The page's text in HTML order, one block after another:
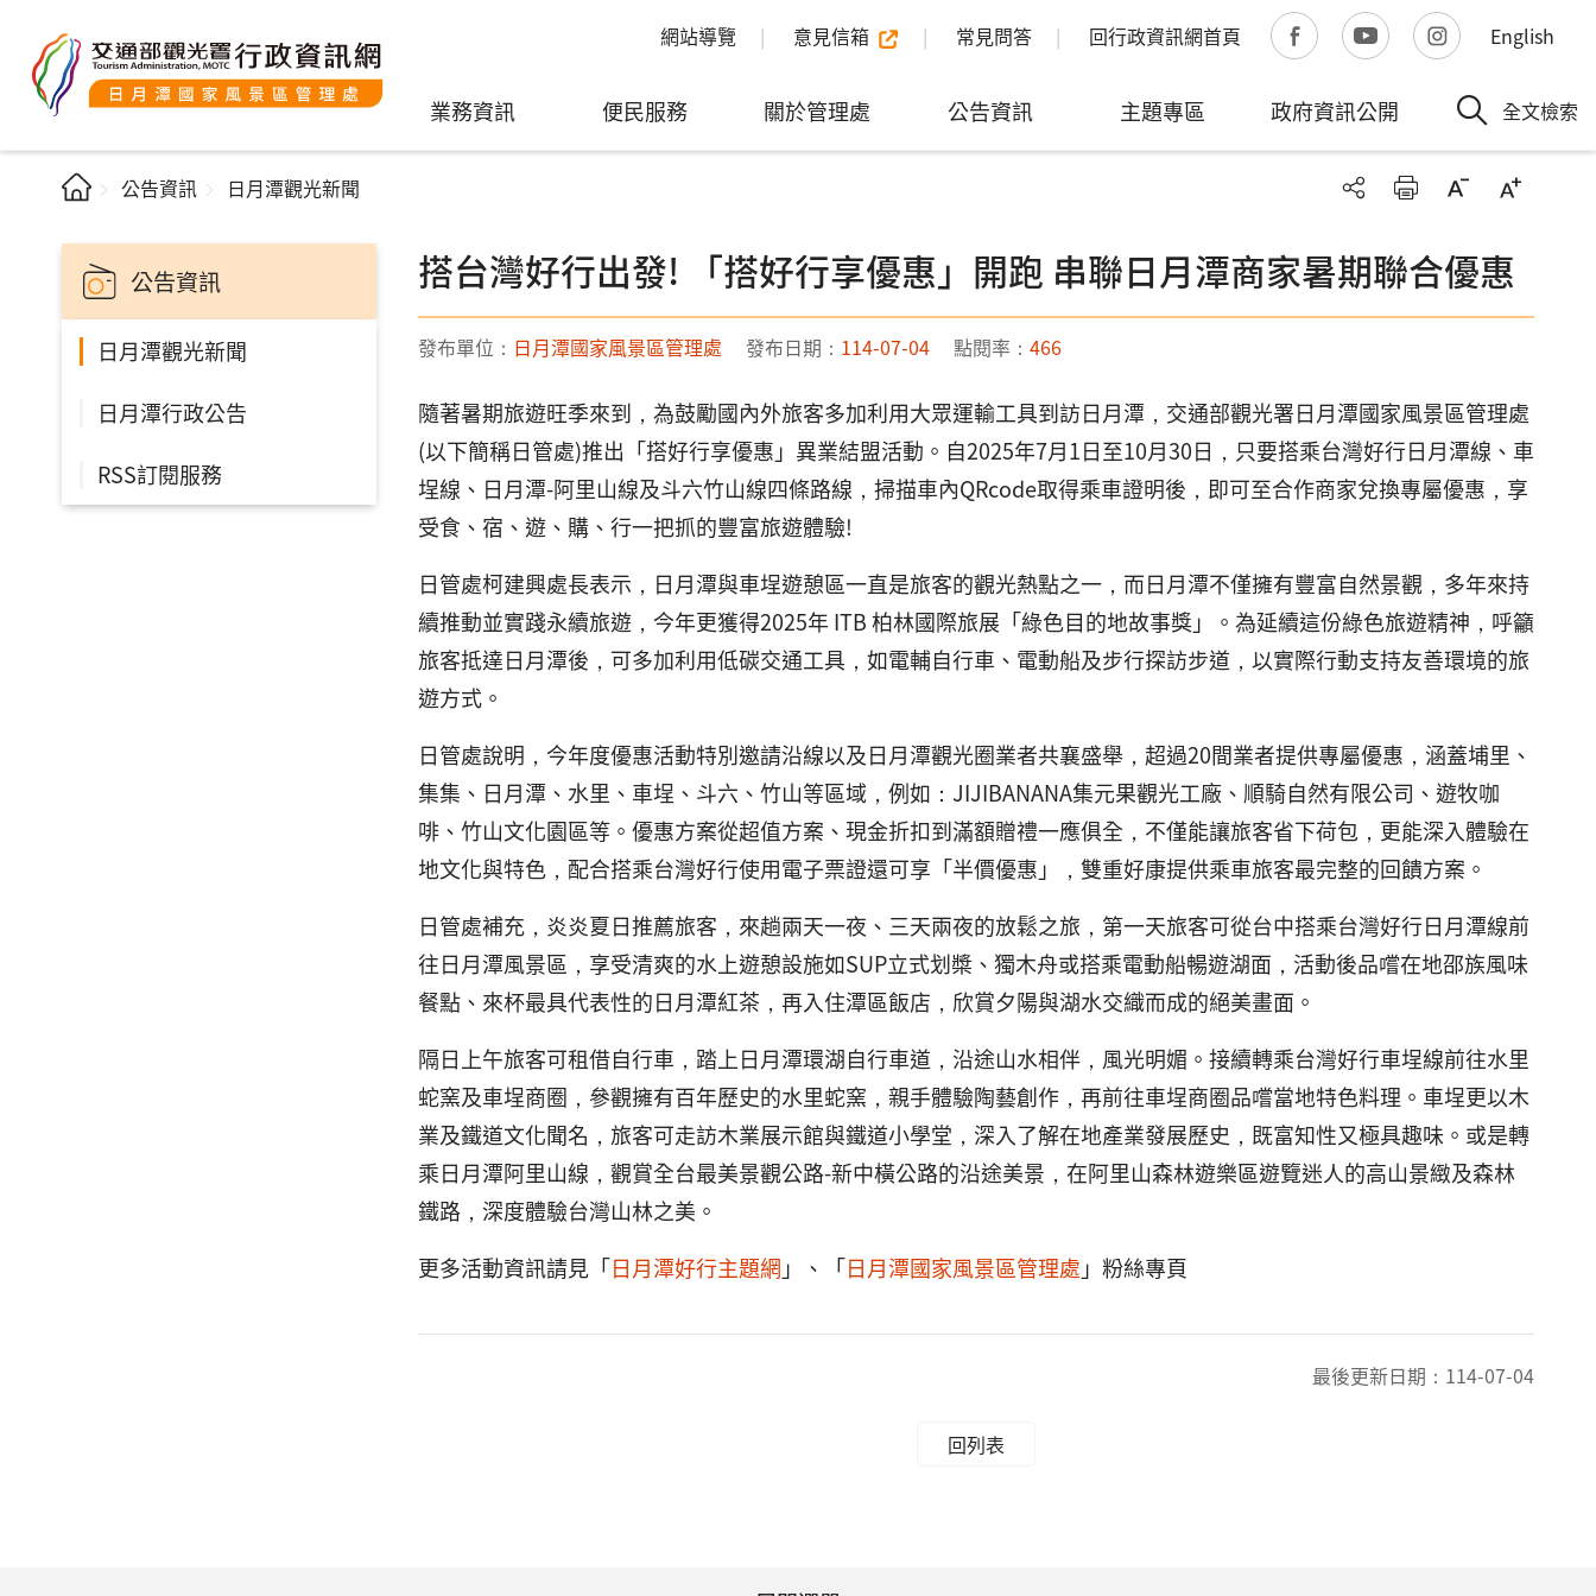
網站導覽 意見信箱 常見問答 回行政資訊網首頁 English
業務資訊 便民服務 關於管理處 公告資訊 主題專區 政府資訊公開 全文檢索
公告資訊 日月潭觀光新聞
公告資訊
日月潭觀光新聞
日月潭行政公告
RSS訂閱服務
搭台灣好行出發! 「搭好行享優惠」開跑 串聯日月潭商家暑期聯合優惠
發布單位： 日月潭國家風景區管理處 發布日期： 114-07-04 點閱率： 466
隨著暑期旅遊旺季來到，為鼓勵國內外旅客多加利用大眾運輸工具到訪日月潭，交通部觀光署日月潭國家風景區管理處
(以下簡稱日管處)推出「搭好行享優惠」異業結盟活動。自2025年7月1日至10月30日，只要搭乘台灣好行日月潭線、車
埕線、日月潭-阿里山線及斗六竹山線四條路線，掃描車內QRcode取得乘車證明後，即可至合作商家兌換專屬優惠，享
受食、宿、遊、購、行一把抓的豐富旅遊體驗!
日管處柯建興處長表示，日月潭與車埕遊憩區一直是旅客的觀光熱點之一，而日月潭不僅擁有豐富自然景觀，多年來持
續推動並實踐永續旅遊，今年更獲得2025年 ITB 柏林國際旅展「綠色目的地故事獎」。為延續這份綠色旅遊精神，呼籲
旅客抵達日月潭後，可多加利用低碳交通工具，如電輔自行車、電動船及步行探訪步道，以實際行動支持友善環境的旅
遊方式。
日管處說明，今年度優惠活動特別邀請沿線以及日月潭觀光圈業者共襄盛舉，超過20間業者提供專屬優惠，涵蓋埔里、
集集、日月潭、水里、車埕、斗六、竹山等區域，例如：JIJIBANANA集元果觀光工廠、順騎自然有限公司、遊牧咖
啡、竹山文化園區等。優惠方案從超值方案、現金折扣到滿額贈禮一應俱全，不僅能讓旅客省下荷包，更能深入體驗在
地文化與特色，配合搭乘台灣好行使用電子票證還可享「半價優惠」，雙重好康提供乘車旅客最完整的回饋方案。
日管處補充，炎炎夏日推薦旅客，來趟兩天一夜、三天兩夜的放鬆之旅，第一天旅客可從台中搭乘台灣好行日月潭線前
往日月潭風景區，享受清爽的水上遊憩設施如SUP立式划槳、獨木舟或搭乘電動船暢遊湖面，活動後品嚐在地邵族風味
餐點、來杯最具代表性的日月潭紅茶，再入住潭區飯店，欣賞夕陽與湖水交織而成的絕美畫面。
隔日上午旅客可租借自行車，踏上日月潭環湖自行車道，沿途山水相伴，風光明媚。接續轉乘台灣好行車埕線前往水里
蛇窯及車埕商圈，參觀擁有百年歷史的水里蛇窯，親手體驗陶藝創作，再前往車埕商圈品嚐當地特色料理。車埕更以木
業及鐵道文化聞名，旅客可走訪木業展示館與鐵道小學堂，深入了解在地產業發展歷史，既富知性又極具趣味。或是轉
乘日月潭阿里山線，觀賞全台最美景觀公路-新中橫公路的沿途美景，在阿里山森林遊樂區遊覽迷人的高山景緻及森林
鐵路，深度體驗台灣山林之美。
更多活動資訊請見「日月潭好行主題網 」、「日月潭國家風景區管理處 」粉絲專頁
最後更新日期： 114-07-04
回列表